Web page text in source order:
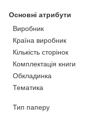
Основні атрибути
Виробник
Країна виробник
Кількість сторінок
Комплектація книги
Обкладинка
Тематика
Тип паперу